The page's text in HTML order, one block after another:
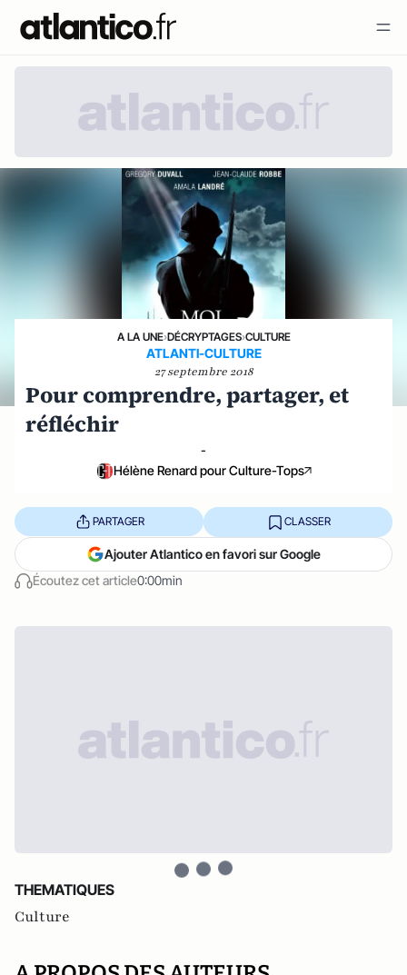
A LA UNE›DÉCRYPTAGES›CULTURE
ATLANTI-CULTURE
27 septembre 2018
Pour comprendre, partager, et
réfléchir
-
Hélène Renard pour Culture-Tops
Écoutez cet article0:00min
PARTAGER CLASSER
Ajouter Atlantico en favori sur Google
THEMATIQUES
Culture